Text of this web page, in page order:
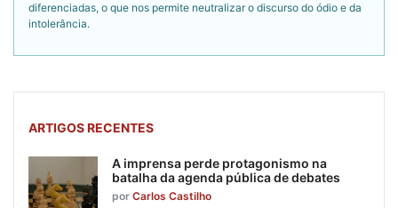
diferenciadas, o que nos permite neutralizar o discurso do ódio e da
intolerância.
ARTIGOS RECENTES
A imprensa perde protagonismo na
batalha da agenda pública de debates
por Carlos Castilho